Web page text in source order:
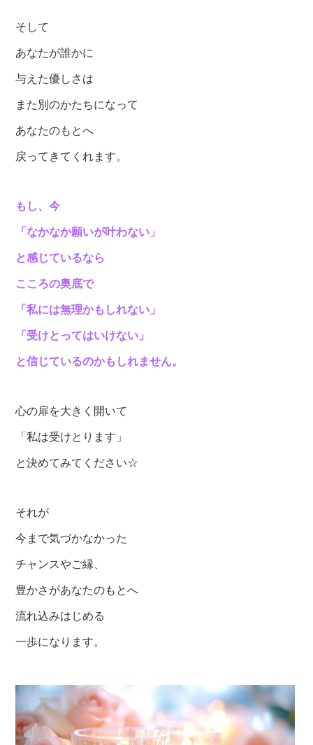
そして
あなたが誰かに
与えた優しさは
また別のかたちになって
あなたのもとへ
戻ってきてくれます。
もし、今
「なかなか願いが叶わない」
と感じているなら
こころの奥底で
「私には無理かもしれない」
「受けとってはいけない」
と信じているのかもしれません。
心の扉を大きく開いて
「私は受けとります」
と決めてみてください☆
それが
今まで気づかなかった
チャンスやご縁、
豊かさがあなたのもとへ
流れ込みはじめる
一歩になります。